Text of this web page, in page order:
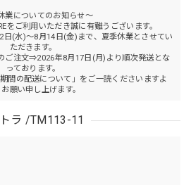
業についてのお知らせ～
をご利用いただき誠に有難うございます。
日(水)～8月14日(金)まで、夏季休業とさせてい
ただきます。
ご注文⇒2026年8月17日(月)より順次発送とな
っております。
間の配送について」をご一読くださいますよ
お願い申し上げます。
ラ /TM113-11